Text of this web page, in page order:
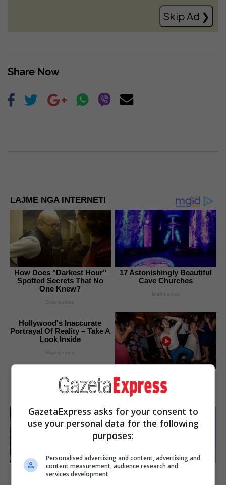
Skip Ad ❯
Share Now
LAJME NGA INTERNETI
How Does "Darkest Hour"
Spotted Secrets That No
One Knew?
Brainberries
17 Astonishingly Beautiful
Cave Churches
Brainberries
Hollywood's Inaccurate
Portrayal Of Reality – Take A
Look Inside
Brainberries
Moves Broke The Internet
See The Incredible Physical
Transformations Of These
2025’s Most Impactful
GazetaExpress asks for your consent to
use your personal data for the following
purposes:
Personalised advertising and content, advertising and
content measurement, audience research and
services development